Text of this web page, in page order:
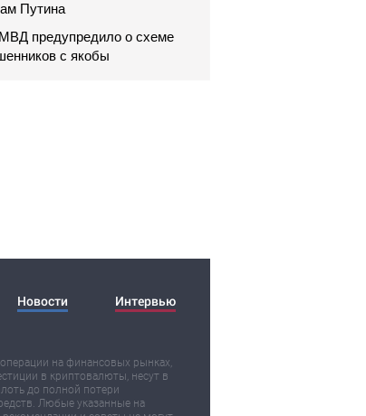
Путина
МВД предупредило о схеме
с якобы
Новости Интервью
на финансовых рынках,
в криптовалюты, несут в
до полной потери
Любые указанные на